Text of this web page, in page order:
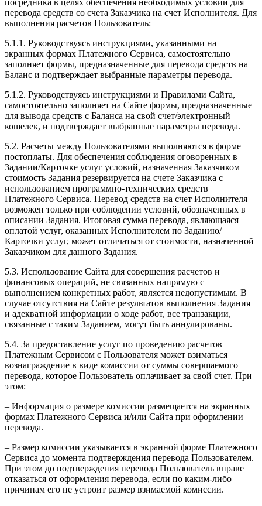
посредника в целях обеспечения необходимых условий для
перевода средств со счета Заказчика на счет Исполнителя. Для
выполнения расчетов Пользователь:
5.1.1. Руководствуясь инструкциями, указанными на
экранных формах Платежного Сервиса, самостоятельно
заполняет формы, предназначенные для перевода средств на
Баланс и подтверждает выбранные параметры перевода.
5.1.2. Руководствуясь инструкциями и Правилами Сайта,
самостоятельно заполняет на Сайте формы, предназначенные
для вывода средств с Баланса на свой счет/электронный
кошелек, и подтверждает выбранные параметры перевода.
5.2. Расчеты между Пользователями выполняются в форме
постоплаты. Для обеспечения соблюдения оговоренных в
Задании/Карточке услуг условий, назначенная Заказчиком
стоимость Задания резервируется на счете Заказчика с
использованием программно-технических средств
Платежного Сервиса. Перевод средств на счет Исполнителя
возможен только при соблюдении условий, обозначенных в
описании Задания. Итоговая сумма перевода, являющаяся
оплатой услуг, оказанных Исполнителем по Заданию/
Карточки услуг, может отличаться от стоимости, назначенной
Заказчиком для данного Задания.
5.3. Использование Сайта для совершения расчетов и
финансовых операций, не связанных напрямую с
выполнением конкретных работ, является недопустимым. В
случае отсутствия на Сайте результатов выполнения Задания
и адекватной информации о ходе работ, все транзакции,
связанные с таким Заданием, могут быть аннулированы.
5.4. За предоставление услуг по проведению расчетов
Платежным Сервисом с Пользователя может взиматься
вознаграждение в виде комиссии от суммы совершаемого
перевода, которое Пользователь оплачивает за свой счет. При
этом:
– Информация о размере комиссии размещается на экранных
формах Платежного Сервиса и/или Сайта при оформлении
перевода.
– Размер комиссии указывается в экранной форме Платежного
Сервиса до момента подтверждения перевода Пользователем.
При этом до подтверждения перевода Пользователь вправе
отказаться от оформления перевода, если по каким-либо
причинам его не устроит размер взимаемой комиссии.